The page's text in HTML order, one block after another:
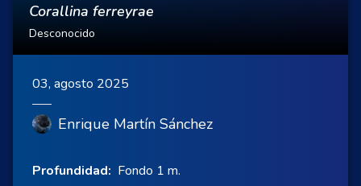
Corallina ferreyrae
Desconocido
03, agosto 2025
Enrique Martín Sánchez
Profundidad: Fondo 1 m.